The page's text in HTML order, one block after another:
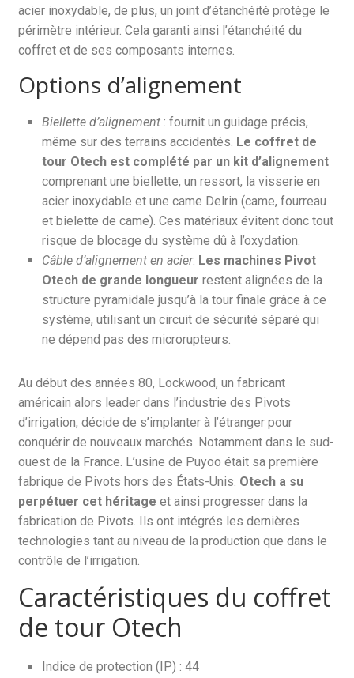
acier inoxydable, de plus, un joint d’étanchéité protège le
périmètre intérieur. Cela garanti ainsi l’étanchéité du
coffret et de ses composants internes.
Options d’alignement
Biellette d’alignement : fournit un guidage précis,
même sur des terrains accidentés. Le coffret de
tour Otech est complété par un kit d’alignement
comprenant une biellette, un ressort, la visserie en
acier inoxydable et une came Delrin (came, fourreau
et bielette de came). Ces matériaux évitent donc tout
risque de blocage du système dû à l’oxydation.
Câble d’alignement en acier. Les machines Pivot
Otech de grande longueur restent alignées de la
structure pyramidale jusqu’à la tour finale grâce à ce
système, utilisant un circuit de sécurité séparé qui
ne dépend pas des microrupteurs.
Au début des années 80, Lockwood, un fabricant
américain alors leader dans l’industrie des Pivots
d’irrigation, décide de s’implanter à l’étranger pour
conquérir de nouveaux marchés. Notamment dans le sud-
ouest de la France. L’usine de Puyoo était sa première
fabrique de Pivots hors des États-Unis. Otech a su
perpétuer cet héritage et ainsi progresser dans la
fabrication de Pivots. Ils ont intégrés les dernières
technologies tant au niveau de la production que dans le
contrôle de l’irrigation.
Caractéristiques du coffret
de tour Otech
Indice de protection (IP) : 44